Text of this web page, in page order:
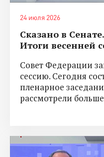
24 июля 2026
Сказано в
Итоги весенней
Совет Федерации
сессию. Сегодня
пленарное
рассмотрели